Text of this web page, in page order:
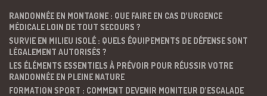
RANDONNÉE EN MONTAGNE : QUE FAIRE EN CAS D’URGENCE
MÉDICALE LOIN DE TOUT SECOURS ?
SURVIE EN MILIEU ISOLÉ : QUELS ÉQUIPEMENTS DE DÉFENSE SONT
LÉGALEMENT AUTORISÉS ?
LES ÉLÉMENTS ESSENTIELS À PRÉVOIR POUR RÉUSSIR VOTRE
RANDONNÉE EN PLEINE NATURE
FORMATION SPORT : COMMENT DEVENIR MONITEUR D’ESCALADE